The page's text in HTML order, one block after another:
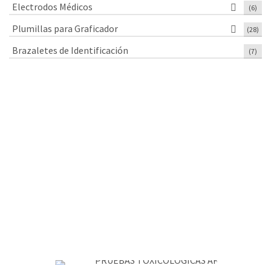
Electrodos Médicos (6)
Plumillas para Graficador (28)
Brazaletes de Identificación (7)